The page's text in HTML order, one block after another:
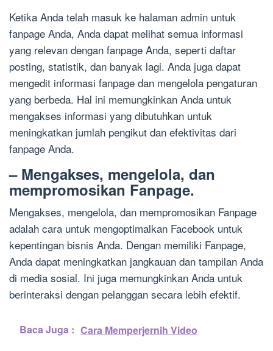
Ketika Anda telah masuk ke halaman admin untuk
fanpage Anda, Anda dapat melihat semua informasi
yang relevan dengan fanpage Anda, seperti daftar
posting, statistik, dan banyak lagi. Anda juga dapat
mengedit informasi fanpage dan mengelola pengaturan
yang berbeda. Hal ini memungkinkan Anda untuk
mengakses informasi yang dibutuhkan untuk
meningkatkan jumlah pengikut dan efektivitas dari
fanpage Anda.
– Mengakses, mengelola, dan
mempromosikan Fanpage.
Mengakses, mengelola, dan mempromosikan Fanpage
adalah cara untuk mengoptimalkan Facebook untuk
kepentingan bisnis Anda. Dengan memiliki Fanpage,
Anda dapat meningkatkan jangkauan dan tampilan Anda
di media sosial. Ini juga memungkinkan Anda untuk
berinteraksi dengan pelanggan secara lebih efektif.
Baca Juga : Cara Memperjernih Video